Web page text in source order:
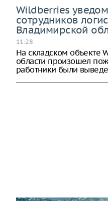
Wildberries
сотрудников
Владимирской
11:28
На складском объекте
области произошел
работники были